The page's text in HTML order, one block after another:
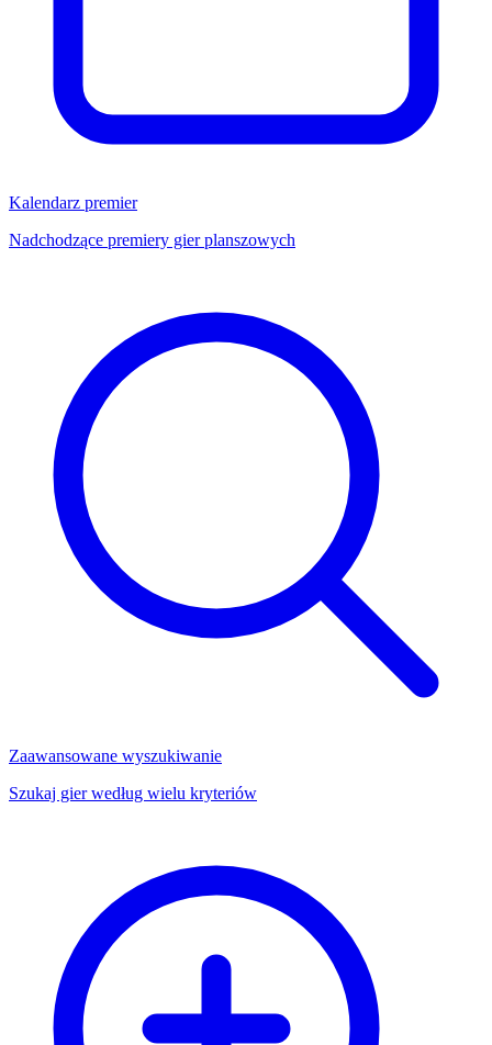
Kalendarz premier
Nadchodzące premiery gier planszowych
Zaawansowane wyszukiwanie
Szukaj gier według wielu kryteriów